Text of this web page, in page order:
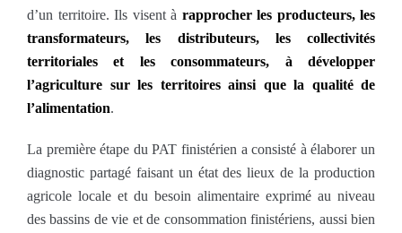
d’un territoire. Ils visent à rapprocher les producteurs, les
transformateurs, les distributeurs, les collectivités
territoriales et les consommateurs, à développer
l’agriculture sur les territoires ainsi que la qualité de
l’alimentation.
La première étape du PAT finistérien a consisté à élaborer un
diagnostic partagé faisant un état des lieux de la production
agricole locale et du besoin alimentaire exprimé au niveau
des bassins de vie et de consommation finistériens, aussi bien